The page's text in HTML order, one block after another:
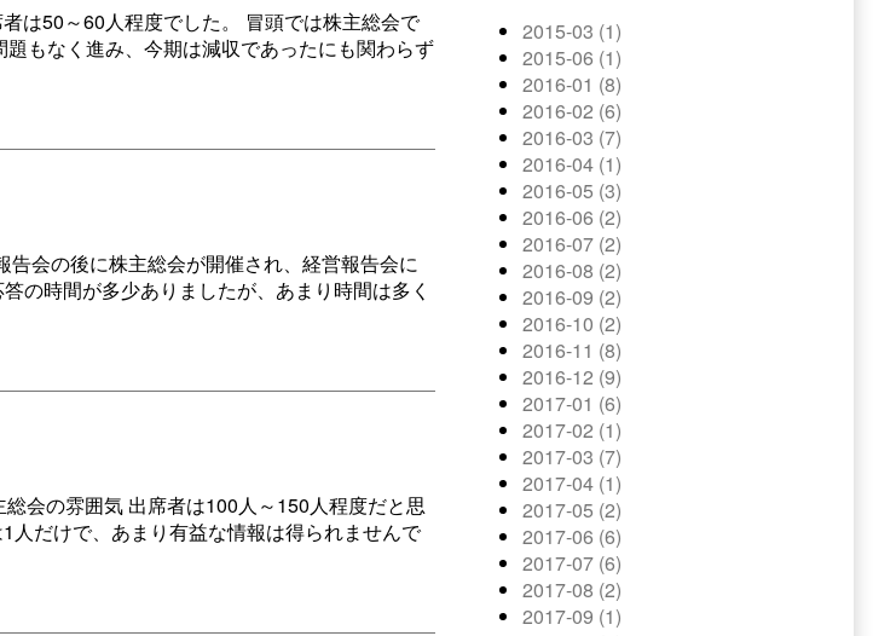
は50～60人程度でした。 冒頭では株主総会で
もなく進み、今期は減収であったにも関わらず
会の後に株主総会が開催され、経営報告会に
の時間が多少ありましたが、あまり時間は多く
会の雰囲気 出席者は100人～150人程度だと思
人だけで、あまり有益な情報は得られませんで
2015-03 (1)
2015-06 (1)
2016-01 (8)
2016-02 (6)
2016-03 (7)
2016-04 (1)
2016-05 (3)
2016-06 (2)
2016-07 (2)
2016-08 (2)
2016-09 (2)
2016-10 (2)
2016-11 (8)
2016-12 (9)
2017-01 (6)
2017-02 (1)
2017-03 (7)
2017-04 (1)
2017-05 (2)
2017-06 (6)
2017-07 (6)
2017-08 (2)
2017-09 (1)